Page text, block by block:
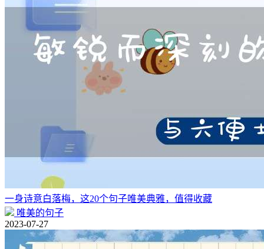
一身诗意白落梅，这20个句子唯美典雅，值得收藏
唯美的句子
2023-07-27